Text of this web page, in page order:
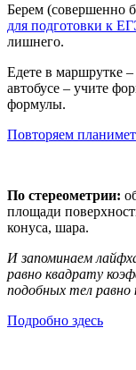
Берем (совершенно
для подготовки к
лишнего.
Едете в маршрутке
автобусе – учите
формулы.
Повторяем
По стереометрии:
площади
конуса, шара.
И запоминаем
равно квадрату
подобных тел равно
Подробно здесь